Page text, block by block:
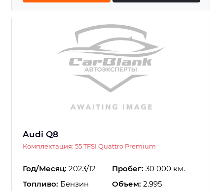
Audi Q8
Комплектация: 55 TFSI Quattro Premium
Год/Месяц: 2023/12 Пробег: 30 000 км.
Топливо: Бензин Объем: 2.995